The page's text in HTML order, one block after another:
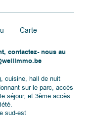
Carte
contactez- nous au
cuisine, hall de nuit
sur le parc, accès
séjour, et 3ème accès
sud-est